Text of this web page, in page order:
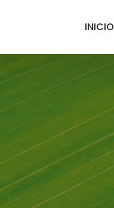
INICIO